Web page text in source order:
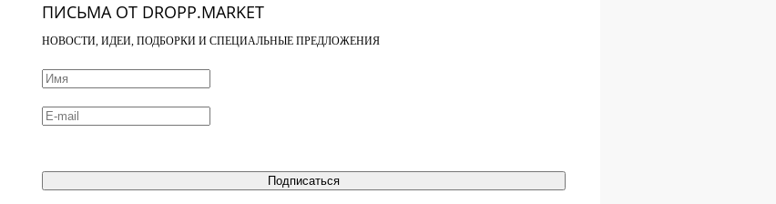
ПИСЬМА ОТ DROPP.MARKET
НОВОСТИ, ИДЕИ, ПОДБОРКИ И СПЕЦИАЛЬНЫЕ ПРЕДЛОЖЕНИЯ
Подписаться